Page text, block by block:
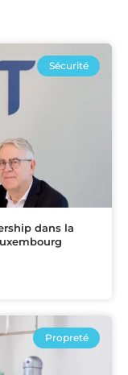
Sécurité
dans la
Propreté